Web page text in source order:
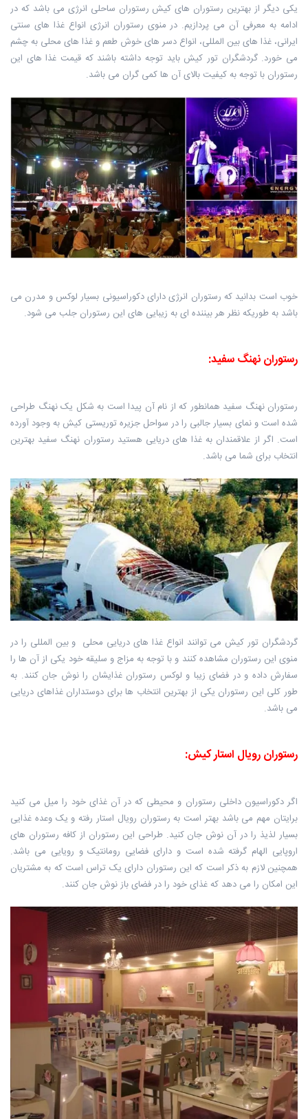
یکی دیگر از بهترین رستوران های کیش رستوران ساحلی انرژی می باشد که در
ادامه به ‏معرفی آن می پردازیم. در منوی رستوران انرژی انواع غذا های سنتی
ایرانی، غذا های بین المللی، انواع دسر ‏های خوش طعم و غذا های محلی به چشم
می خورد. گردشگران تور کیش باید توجه داشته باشند که قیمت غذا های این
رستوران با توجه به ‏کیفیت بالای آن ها کمی گران می باشد.
خوب است بدانید که رستوران انرژی دارای دکوراسیونی بسیار لوکس و مدرن می
باشد ‏به طوریکه نظر هر بیننده ای به زیبایی های این رستوران جلب می شود.
رستوران نهنگ سفید:
رستوران نهنگ سفید همانطور که از نام آن پیدا است به شکل یک نهنگ طراحی
شده ‏است و نمای بسیار جالبی را در سواحل جزیره توریستی کیش به وجود آورده
است. اگر از علاقمندان به غذا های دریایی هستید رستوران نهنگ سفید بهترین
انتخاب برای ‏شما می باشد.
گردشگران تور کیش می توانند انواع غذا های دریایی محلی و بین المللی را در
منوی ‏این رستوران مشاهده کنند و با توجه به مزاج و سلیقه خود یکی از آن ها را
سفارش ‏داده و در فضای زیبا و لوکس رستوران غذایشان را نوش جان کنند. به
طور کلی این رستوران یکی از بهترین انتخاب ها برای دوستداران غذاهای دریایی
می ‏باشد.
رستوران رویال استار کیش:
اگر دکوراسیون داخلی رستوران و محیطی که در آن غذای خود را میل می کنید
برایتان ‏مهم می باشد بهتر است به رستوران رویال استار رفته و یک وعده غذایی
بسیار لذیذ را ‏در آن نوش جان کنید. طراحی این رستوران از کافه رستوران های
اروپایی الهام گرفته شده است و دارای فضایی ‏رومانتیک و رویایی می باشد.
همچنین لازم به ذکر است که این رستوران دارای یک ‏تراس است که به مشتریان
این امکان را می دهد که غذای خود را در فضای باز نوش ‏جان کنند.